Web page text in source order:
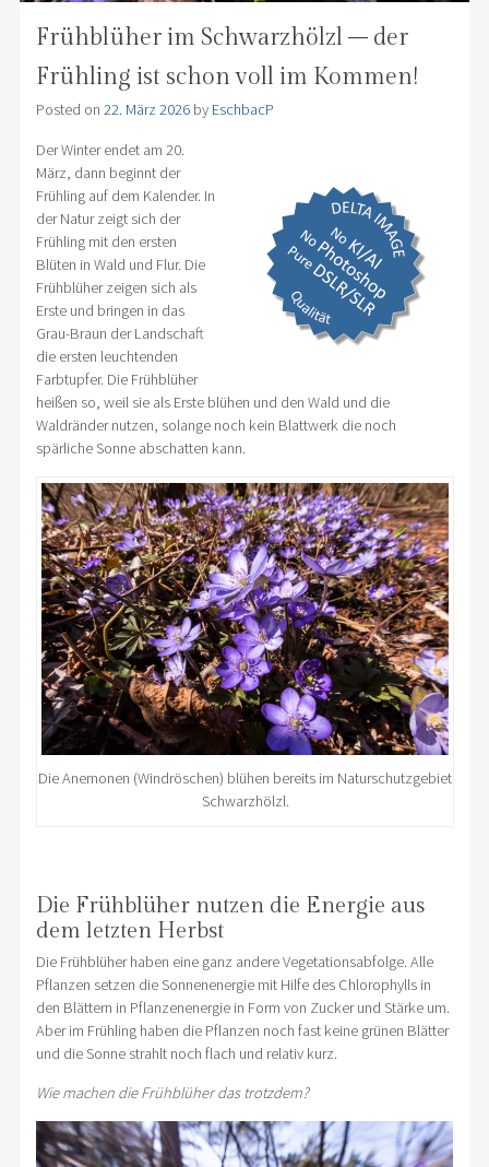
Frühblüher im Schwarzhölzl – der
Frühling ist schon voll im Kommen!
Posted on 22. März 2026by EschbacP
Der Winter endet am 20.
März, dann beginnt der
Frühling auf dem Kalender. In
der Natur zeigt sich der
Frühling mit den ersten
Blüten in Wald und Flur. Die
Frühblüher zeigen sich als
Erste und bringen in das
Grau-Braun der Landschaft
die ersten leuchtenden
Farbtupfer. Die Frühblüher
heißen so, weil sie als Erste blühen und den Wald und die
Waldränder nutzen, solange noch kein Blattwerk die noch
spärliche Sonne abschatten kann.
Die Anemonen (Windröschen) blühen bereits im Naturschutzgebiet
Schwarzhölzl.
Die Frühblüher nutzen die Energie aus
dem letzten Herbst
Die Frühblüher haben eine ganz andere Vegetationsabfolge. Alle
Pflanzen setzen die Sonnenenergie mit Hilfe des Chlorophylls in
den Blättern in Pflanzenenergie in Form von Zucker und Stärke um.
Aber im Frühling haben die Pflanzen noch fast keine grünen Blätter
und die Sonne strahlt noch flach und relativ kurz.
Wie machen die Frühblüher das trotzdem?